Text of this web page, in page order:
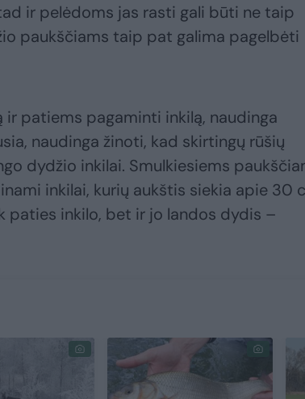
ir pelėdoms jas rasti gali būti ne taip
paukščiams taip pat galima pagelbėti
patiems pagaminti inkilą, naudinga
naudinga žinoti, kad skirtingų rūšių
dydžio inkilai. Smulkiesiems
inkilai, kurių aukštis siekia apie 30
paties inkilo, bet ir jo landos dydis –